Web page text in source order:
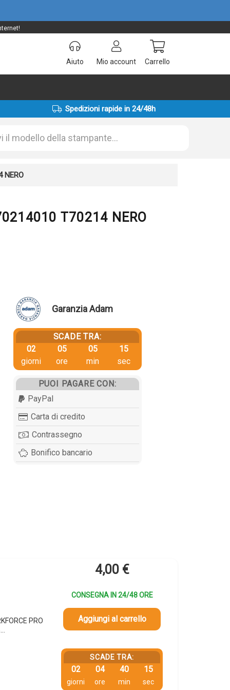
Aiuto Mio account Carrello
Spedizioni rapide in 24/48h
NERO
T70214 NERO
Garanzia Adam
SCADE TRA:
02
giorni
05
ore
05
min
14
sec
PUOI PAGARE CON:
PayPal
Carta di credito
Contrassegno
Bonifico bancario
PRO
4,00 €
CONSEGNA IN 24/48 ORE
Aggiungi al carrello
SCADE TRA:
02
giorni
04
ore
40
min
14
sec